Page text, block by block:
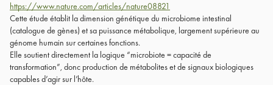
https://www.nature.com/articles/nature08821
Cette étude établit la dimension génétique du microbiome intestinal
(catalogue de gènes) et sa puissance métabolique, largement supérieure au
génome humain sur certaines fonctions.
Elle soutient directement la logique “microbiote = capacité de
transformation”, donc production de métabolites et de signaux biologiques
capables d’agir sur l’hôte.